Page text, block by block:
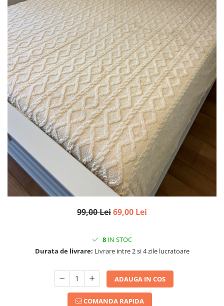
99,00 Lei69,00 Lei
8 IN STOC
Durata de livrare: Livrare intre 2 si 4 zile lucratoare
ADAUGA IN COS
COMANDA RAPIDA